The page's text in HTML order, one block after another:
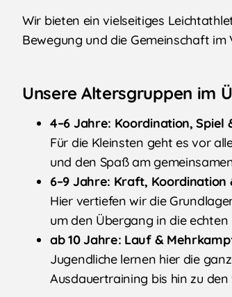
Wir bieten ein vielseitiges
Bewegung und die Gemeinschaft
Unsere Altersgruppen im
4–6 Jahre: Koordination, Spiel
Für die Kleinsten geht es vor
und den Spaß am
6–9 Jahre: Kraft, Koordination
Hier vertiefen wir die
um den Übergang in die
ab 10 Jahre: Lauf &
Jugendliche lernen hier die
Ausdauertraining bis hin zu